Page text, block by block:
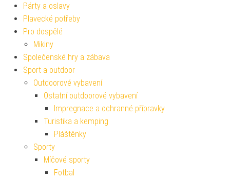
Párty a oslavy
Plavecké potřeby
Pro dospělé
Mikiny
Společenské hry a zábava
Sport a outdoor
Outdoorové vybavení
Ostatní outdoorové vybavení
Impregnace a ochranné přípravky
Turistika a kemping
Pláštěnky
Sporty
Míčové sporty
Fotbal